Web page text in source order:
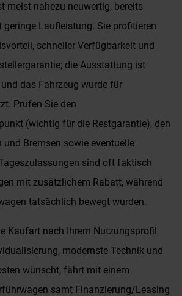
meist nahezu neuwertig, bereits
geringe Laufleistung. Sie profitieren
schneller Verfügbarkeit und
die Ausstattung ist
das Fahrzeug wurde für
Prüfen Sie den
(wichtig für die Restgarantie), den
und Bremsen sowie eventuelle
sind oft faktisch
mit zusätzlichem Rabatt, während
tatsächlich bewegt wurden.
Kaufart nach Ihrem Nutzungsprofil.
modernste Technik und
wünscht, fährt mit einem
samt Finanzierung/Leasing